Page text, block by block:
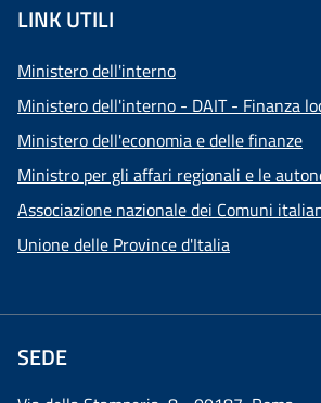
LINK UTILI
Ministero dell'interno
Ministero dell'interno - DAIT - Finanza
Ministero dell'economia e delle finanze
Ministro per gli affari regionali e le
Associazione nazionale dei Comuni
Unione delle Province d'Italia
SEDE